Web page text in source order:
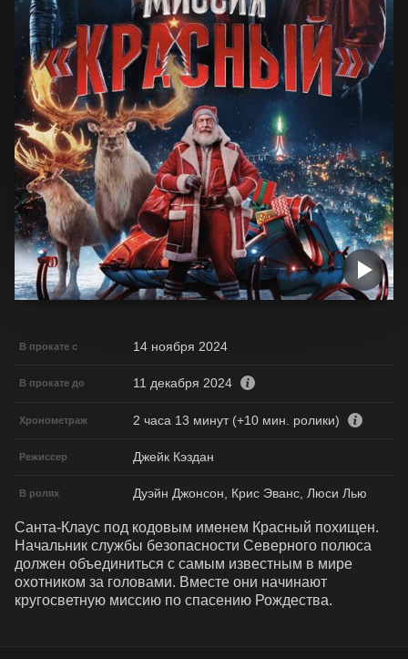
В прокате с 14 ноября 2024
В прокате до 11 декабря 2024
Хронометраж 2 часа 13 минут (+10 мин. ролики)
Режиссер Джейк Кэздан
В ролях Дуэйн Джонсон, Крис Эванс, Люси Лью
Санта-Клаус под кодовым именем Красный похищен.
Начальник службы безопасности Северного полюса
должен объединиться с самым известным в мире
охотником за головами. Вместе они начинают
кругосветную миссию по спасению Рождества.